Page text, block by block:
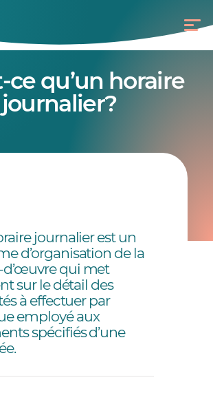
ce qu’un horaire
journalier?
journalier est un
d’organisation de la
qui met
sur le détail des
à effectuer par
employé aux
spécifiés d’une